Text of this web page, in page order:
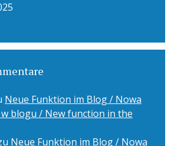
Neue Funktion im Blog / Nowa
blogu / New function in the
Neue Funktion im Blog / Nowa